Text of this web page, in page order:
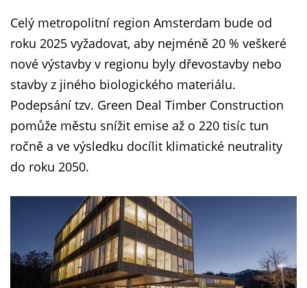
Celý metropolitní region Amsterdam bude od
roku 2025 vyžadovat, aby nejméně 20 % veškeré
nové výstavby v regionu byly dřevostavby nebo
stavby z jiného biologického materiálu.
Podepsání tzv. Green Deal Timber Construction
pomůže městu snížit emise až o 220 tisíc tun
ročně a ve výsledku docílit klimatické neutrality
do roku 2050.